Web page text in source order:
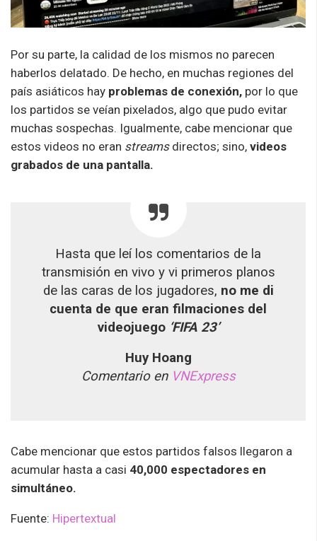
Por su parte, la calidad de los mismos no parecen
haberlos delatado. De hecho, en muchas regiones del
país asiáticos hay problemas de conexión, por lo que
los partidos se veían pixelados, algo que pudo evitar
muchas sospechas. Igualmente, cabe mencionar que
estos videos no eran streamsdirectos; sino, videos
grabados de una pantalla.
Hasta que leí los comentarios de la
transmisión en vivo y vi primeros planos
de las caras de los jugadores, no me di
cuenta de que eran filmaciones del
videojuego ‘FIFA 23’
Huy Hoang
Comentario en VNExpress
Cabe mencionar que estos partidos falsos llegaron a
acumular hasta a casi 40,000 espectadores en
simultáneo.
Fuente: Hipertextual